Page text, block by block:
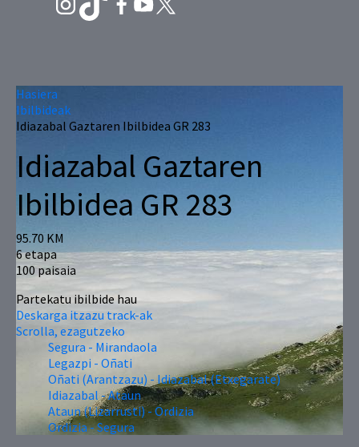
Hasiera
Ibilbideak
Idiazabal Gaztaren Ibilbidea GR 283
Idiazabal Gaztaren
Ibilbidea GR 283
95.70 KM
6 etapa
100 paisaia
Partekatu ibilbide hau
Deskarga itzazu track-ak
Scrolla, ezagutzeko
Segura - Mirandaola
Legazpi - Oñati
Oñati (Arantzazu) - Idiazabal (Etxegarate)
Idiazabal - Ataun
Ataun (Lizarrusti) - Ordizia
Ordizia - Segura